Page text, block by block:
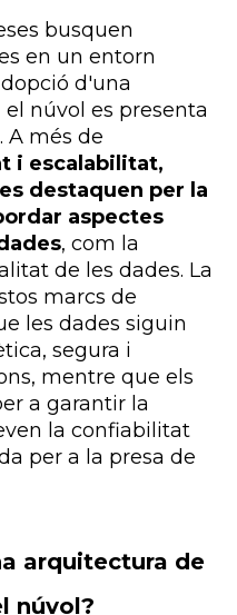
busquen
en un entorn
d'una
núvol es presenta
A més de
i escalabilitat,
destaquen per la
aspectes
, com la
de les dades. La
marcs de
les dades siguin
segura i
mentre que els
a garantir la
la confiabilitat
per a la presa de
arquitectura de
núvol?